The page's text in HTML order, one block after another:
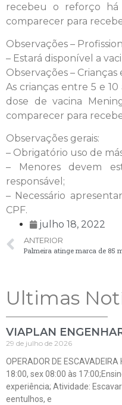
recebeu o reforço há
comparecer para
Observações –
– Estará disponível a
Observações – Crianças
As crianças entre 5 e
dose de vacina
comparecer para
Observações gerais:
– Obrigatório uso de
– Menores devem
responsável;
– Necessário
CPF.
julho 18, 2022
ANTERIOR
Ultimas
VIAPLAN
29 de julho de 2026
OPERADOR DE
18:00, sex 08:00 às
experiência; Atividade:
eentulhos, e